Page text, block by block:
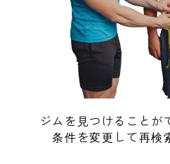
ジムを見つけることが
条件を変更して再検